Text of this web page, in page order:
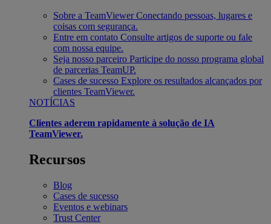
Sobre a TeamViewer Conectando pessoas, lugares e
coisas com segurança.
Entre em contato Consulte artigos de suporte ou fale
com nossa equipe.
Seja nosso parceiro Participe do nosso programa global
de parcerias TeamUP.
Cases de sucesso Explore os resultados alcançados por
clientes TeamViewer.
NOTÍCIAS
Clientes aderem rapidamente à solução de IA
TeamViewer.
Recursos
Blog
Cases de sucesso
Eventos e webinars
Trust Center